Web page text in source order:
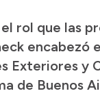
rol que las
encabezó
Exteriores
de Buenos